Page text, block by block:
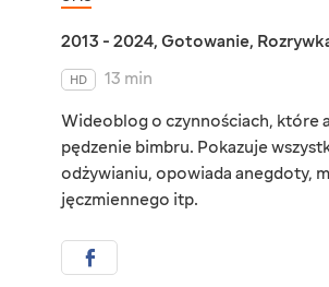
2013 - 2024, Gotowanie,
HD
13 min
Wideoblog o czynnościach, które
pędzenie bimbru. Pokazuje
odżywianiu, opowiada anegdoty,
jęczmiennego itp.